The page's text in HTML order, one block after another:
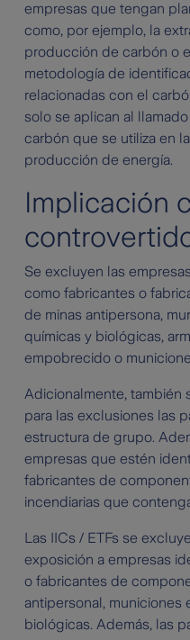
empresas que tengan
como, por ejemplo, la
producción de carbón o
metodología de
relacionadas con el
solo se aplican al
carbón que se utiliza en
producción de energía.
Implicación
Se excluyen las
como fabricantes o
de minas antipersona,
químicas y biológicas,
empobrecido o
Adicionalmente, también
para las exclusiones las
estructura de grupo.
empresas que estén
fabricantes de
incendiarias que
Las IICs / ETFs se
exposición a empresas
o fabricantes de
antipersonal, municiones
biológicas. Además, las